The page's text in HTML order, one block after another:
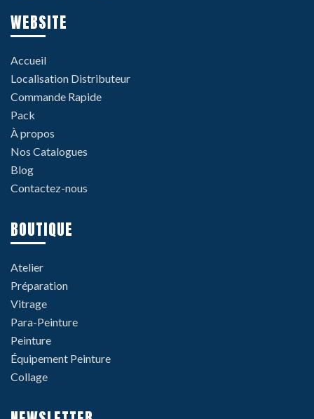
WEBSITE
Accueil
Localisation Distributeur
Commande Rapide
Pack
À propos
Nos Catalogues
Blog
Contactez-nous
BOUTIQUE
Atelier
Préparation
Vitrage
Para-Peinture
Peinture
Équipement Peinture
Collage